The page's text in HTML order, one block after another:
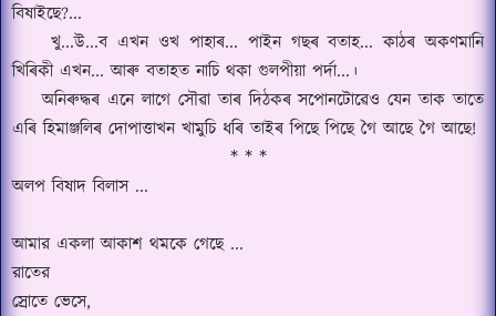
বিষাইছে?...
খু...উ...ব এখন ওখ পাহাৰ... পাইন গছৰ বতাহ...কাঠৰ অকণমানি
খিৰিকী এখন...আৰু বতাহত নাচি থকা গুলপীয়া পর্দা...।
অনিৰুদ্ধৰ এনে লাগে সৌৱা তাৰ দিঠকৰ সপোনটোৱেও যেন তাক তাতে
এৰি হিমাঞ্জলিৰ দোপাত্তাখন খামুচি ধৰি তাইৰ পিছে পিছে গৈ আছে গৈ আছে!
* * *
অলপ বিষাদ বিলাস ...
আমার একলা আকাশ থমকে গেছে ...
রাতের
স্রোতে ভেসে,